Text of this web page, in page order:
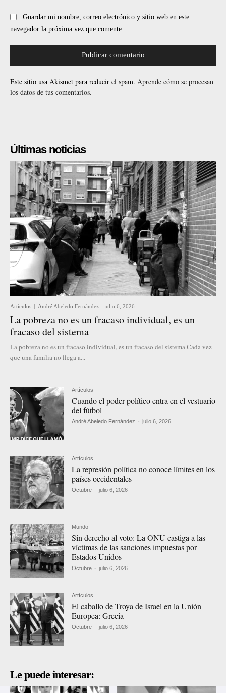
Guardar mi nombre, correo electrónico y sitio web en este
navegador la próxima vez que comente.
Este sitio usa Akismet para reducir el spam. Aprende cómo se procesan
los datos de tus comentarios.
Últimas noticias
Artículos André Abeledo Fernández - julio 6, 2026
La pobreza no es un fracaso individual, es un
fracaso del sistema
La pobreza no es un fracaso individual, es un fracaso del sistema Cada vez
que una familia no llega a...
Artículos
Cuando el poder político entra en el vestuario
del fútbol
André Abeledo Fernández - julio 6, 2026
Artículos
La represión política no conoce límites en los
países occidentales
Octubre - julio 6, 2026
Mundo
Sin derecho al voto: La ONU castiga a las
víctimas de las sanciones impuestas por
Estados Unidos
Octubre - julio 6, 2026
Artículos
El caballo de Troya de Israel en la Unión
Europea: Grecia
Octubre - julio 6, 2026
Le puede interesar: